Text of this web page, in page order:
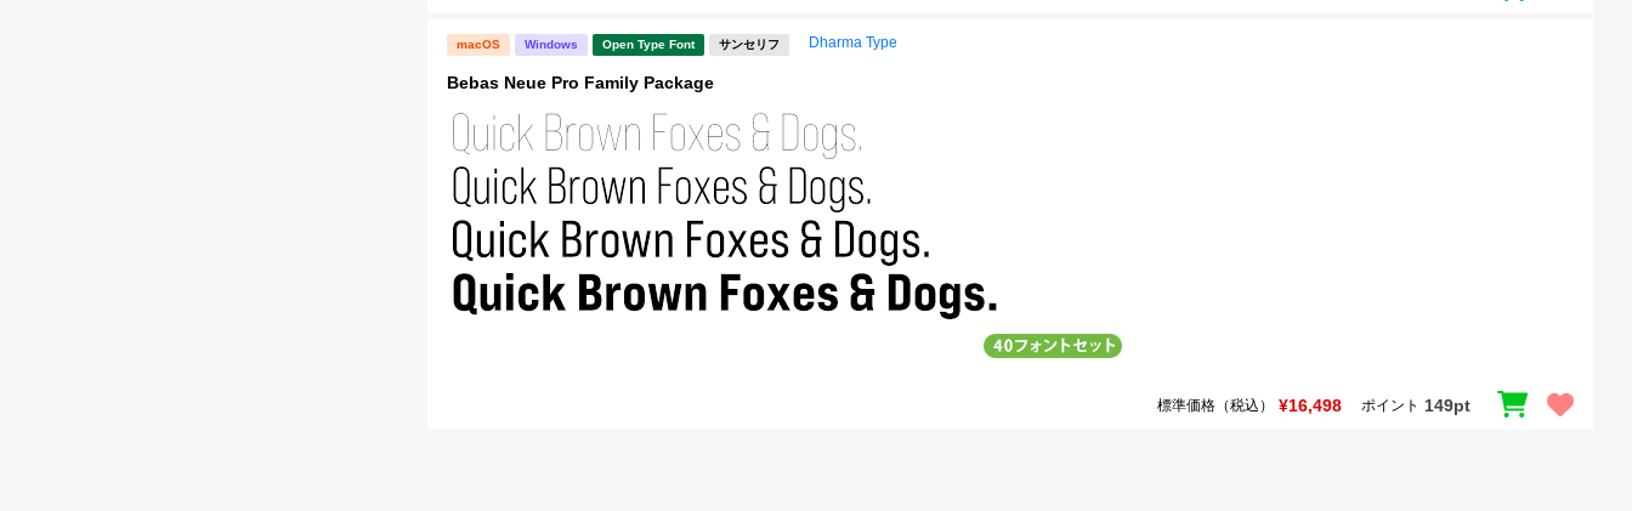
macOS Windows Open Type Font サンセリフ Dharma Type
Bebas Neue Pro Family Package
標準価格（税込） ¥16,498 ポイント 149pt